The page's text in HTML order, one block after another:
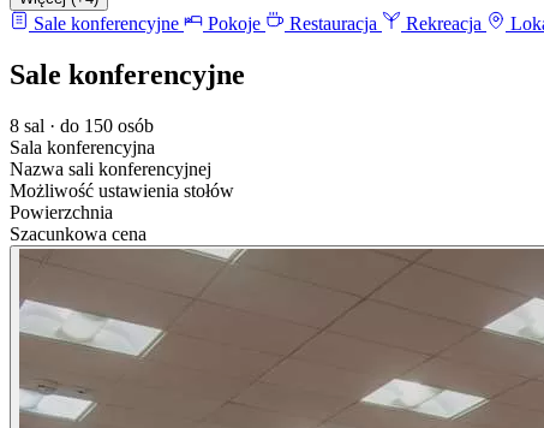
Sale konferencyjne Pokoje Restauracja Rekreacja
Sale konferencyjne
8 sal · do 150 osób
Sala konferencyjna
Nazwa sali konferencyjnej
Możliwość ustawienia stołów
Powierzchnia
Szacunkowa cena